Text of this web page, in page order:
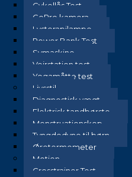
Cykellås Test
GoPro kamera
Lysterapilampe
Power Bank Test
Symaskine
Vejrstation test
Yogamåtte test
Livsstil
Diagnostisk vægt
Elektrisk tandbørste
Menstruationskop
Tyngdedyne til børn
Øretermometer
Motion
Crosstrainer Test